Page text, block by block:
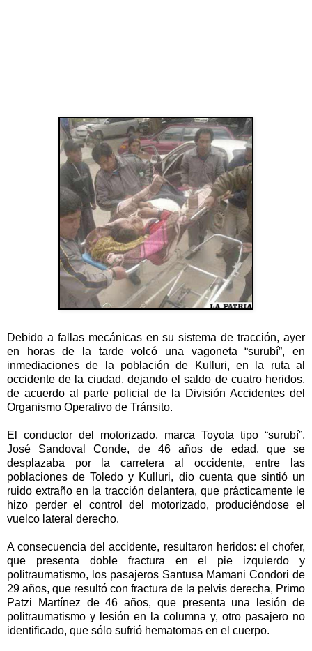
Debido a fallas mecánicas en su sistema de tracción, ayer
en horas de la tarde volcó una vagoneta “surubí”, en
inmediaciones de la población de Kulluri, en la ruta al
occidente de la ciudad, dejando el saldo de cuatro heridos,
de acuerdo al parte policial de la División Accidentes del
Organismo Operativo de Tránsito.
El conductor del motorizado, marca Toyota tipo “surubí”,
José Sandoval Conde, de 46 años de edad, que se
desplazaba por la carretera al occidente, entre las
poblaciones de Toledo y Kulluri, dio cuenta que sintió un
ruido extraño en la tracción delantera, que prácticamente le
hizo perder el control del motorizado, produciéndose el
vuelco lateral derecho.
A consecuencia del accidente, resultaron heridos: el chofer,
que presenta doble fractura en el pie izquierdo y
politraumatismo, los pasajeros Santusa Mamani Condori de
29 años, que resultó con fractura de la pelvis derecha, Primo
Patzi Martínez de 46 años, que presenta una lesión de
politraumatismo y lesión en la columna y, otro pasajero no
identificado, que sólo sufrió hematomas en el cuerpo.